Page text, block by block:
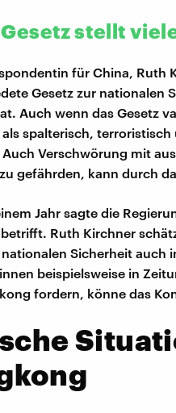
stellt
für China, Ruth
Gesetz zur nationalen
Auch wenn das Gesetz
als spalterisch,
Verschwörung mit
gefährden, kann durch
Jahr sagte die
Ruth Kirchner
Sicherheit auch
beispielsweise in
fordern, könne das